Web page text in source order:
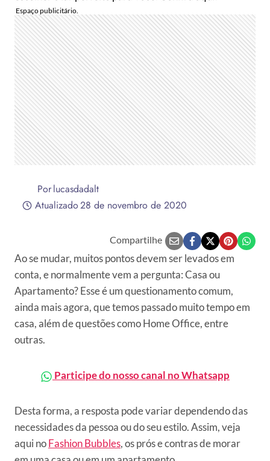
Porlucasdadalt
Atualizado28 de novembro de 2020
Compartilhe
Ao se mudar, muitos pontos devem ser levados em
conta, e normalmente vem a pergunta: Casa ou
Apartamento? Esse é um questionamento comum,
ainda mais agora, que temos passado muito tempo em
casa, além de questões como Home Office, entre
outras.
Participe do nosso canal no Whatsapp
Desta forma, a resposta pode variar dependendo das
necessidades da pessoa ou do seu estilo. Assim, veja
aqui noFashion Bubbles, os prós e contras de morar